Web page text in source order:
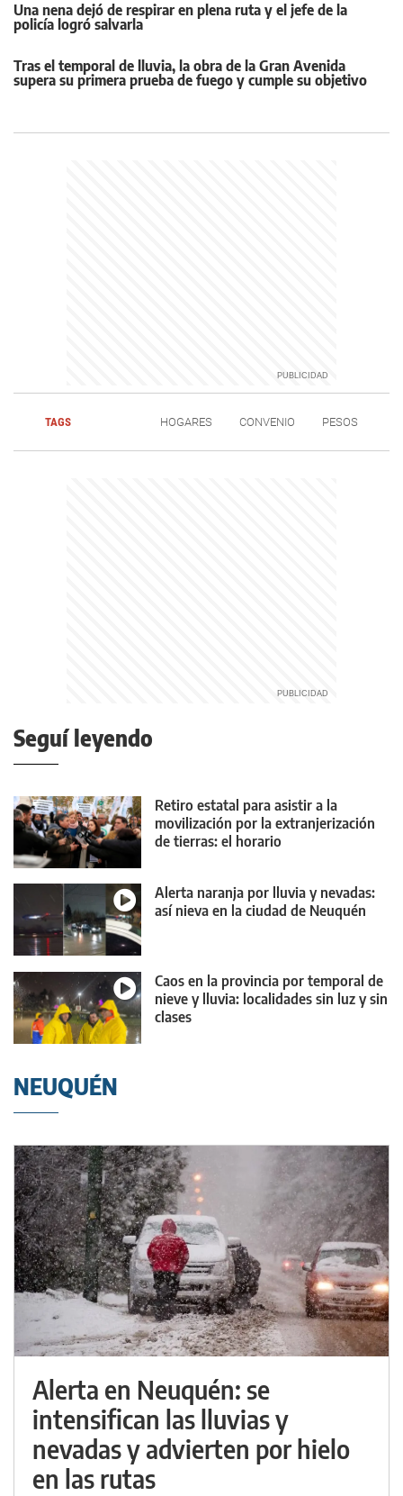
Una nena dejó de respirar en plena ruta y el jefe de la
policía logró salvarla
Tras el temporal de lluvia, la obra de la Gran Avenida
supera su primera prueba de fuego y cumple su objetivo
TAGS HOGARES CONVENIO PESOS
Seguí leyendo
Retiro estatal para asistir a la
movilización por la extranjerización
de tierras: el horario
Alerta naranja por lluvia y nevadas:
así nieva en la ciudad de Neuquén
Caos en la provincia por temporal de
nieve y lluvia: localidades sin luz y sin
clases
NEUQUÉN
Alerta en Neuquén: se
intensifican las lluvias y
nevadas y advierten por hielo
en las rutas